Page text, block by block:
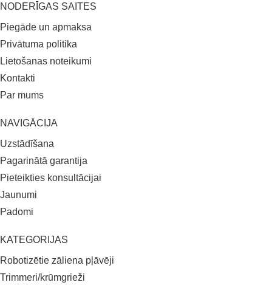
KATEGORIJAS
Robotizētie zāliena pļāvēji
Trimmeri/krūmgrieži
NAVIGĀCIJA
Uzstādīšana
Pagarinātā garantija
Pieteikties konsultācijai
Jaunumi
Padomi
NODERĪGAS SAITES
Piegāde un apmaksa
Privātuma politika
Lietošanas noteikumi
Kontakti
Par mums